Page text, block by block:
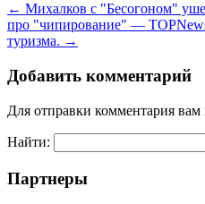
← Михалков с "Бесогоном"
про "чипирование" —
туризма. →
Добавить комментарий
Для отправки комментария вам
Найти:
Партнеры